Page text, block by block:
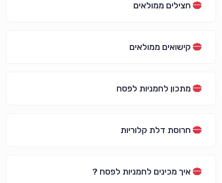
חצילים ממולאים
קישואים ממולאים
מתכון לחמניות לפסח
חרוסת דלת קלוריות
איך מכינים לחמניות לפסח ?